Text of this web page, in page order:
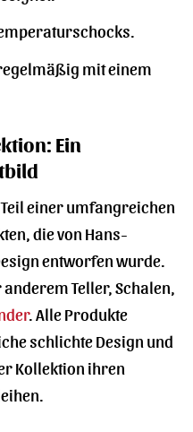
mit einem
Ein
einer umfangreichen
die von Hans-
entworfen wurde.
Teller, Schalen,
. Alle Produkte
schlichte Design und
Kollektion ihren